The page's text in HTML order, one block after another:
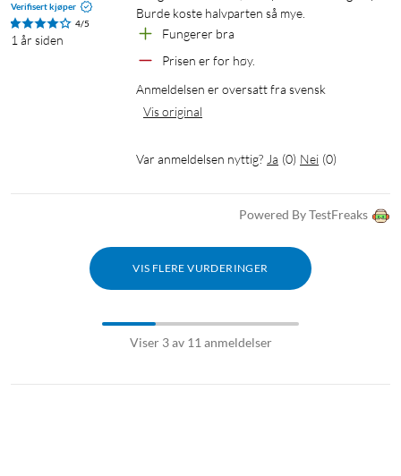
Verifisert kjøper
4/5
1 år siden
Burde koste halvparten så mye.
Fungerer bra
Prisen er for høy.
Anmeldelsen er oversatt fra svensk
Vis original
Var anmeldelsen nyttig? Ja (0) Nei (0)
Powered By TestFreaks
VIS FLERE VURDERINGER
Viser 3 av 11 anmeldelser